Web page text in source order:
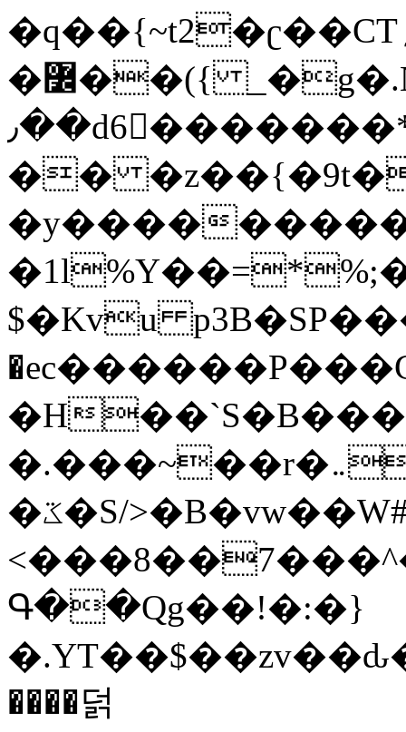
�q��{~t2�ʗ��CT؍���������{�~}ur����u�}o����(�:�j���=����{�۝Vo�An��J^��������M\M�'{{l�i
�߼��({ _�g�.Nfӻg����f7z91o^��̤^�>��2�`�:|#dk�{>�>>&�tsw�Nwo�?
٫��d6򆧇�������*��[|^]oo���NW~zz>�X&�u�=K?
��
�y����
$�Kvu
�H
�.���~��r�޼�}�܅�mؕWu���K}
�ػ�S/>�B�vw��W#�I��*]\W��)Ħ�1��fC}
Գ��Qg��!�:�}
����덝